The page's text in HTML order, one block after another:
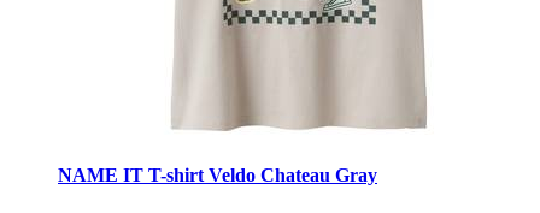
NAME IT T-shirt Veldo Chateau Gray